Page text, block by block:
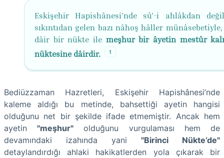
Eskişehir Hapishânesi’nde sû’-i ahlâkdan
sıkıntıdan gelen bazı nâhoş hâller
dâir bir nükte ile meşhur bir âyetin mestûr
nüktesine dâirdir.
1
Bediüzzaman Hazretleri, Eskişehir Hapishânesi’nde
kaleme aldığı bu metinde, bahsettiği ayetin hangisi
olduğunu net bir şekilde ifade etmemiştir. Ancak hem
ayetin"meşhur" olduğunu vurgulaması hem de
devamındaki izahında yani "Birinci Nükte’de"
detaylandırdığı ahlaki hakikatlerden yola çıkarak bir